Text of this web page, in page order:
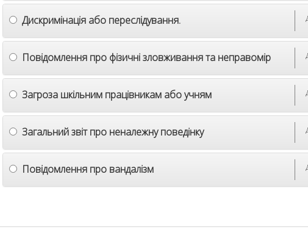
Дискримінація або переслідування.
Повідомлення про фізичні зловживання та неправомір
Загроза шкільним працівникам або учням
Загальний звіт про неналежну поведінку
Повідомлення про вандалізм